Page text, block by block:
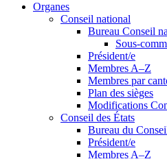
Organes
Conseil national
Bureau Conseil
Sous-
Président/e
Membres A–Z
Membres par
Plan des sièges
Modifications
Conseil des États
Bureau du
Président/e
Membres A–Z